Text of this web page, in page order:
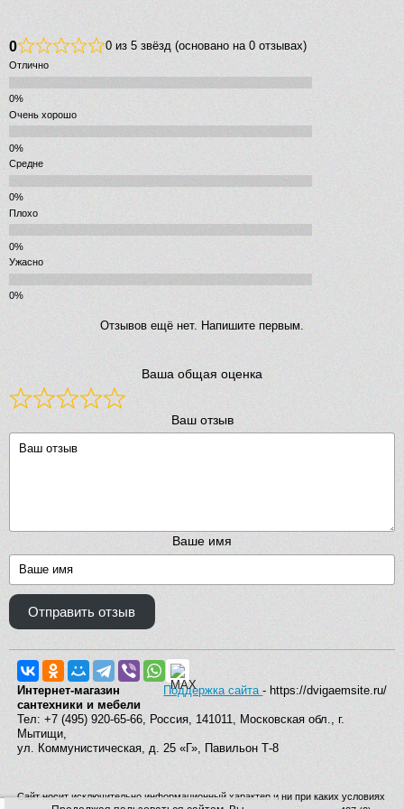
0 0 из 5 звёзд (основано на 0 отзывах)
Отлично
Очень хорошо
Средне
Плохо
Ужасно
Отзывов ещё нет. Напишите первым.
Ваша общая оценка
Ваш отзыв
Ваше имя
Отправить отзыв
Поддержка сайта- https://dvigaemsite.ru/
Интернет-магазин
сантехники и мебели
Тел: +7 (495) 920-65-66, Россия, 141011, Московская обл., г.
Мытищи,
ул. Коммунистическая, д. 25 «Г», Павильон Т-8
Сайт носит исключительно информационный характер и ни при каких условиях